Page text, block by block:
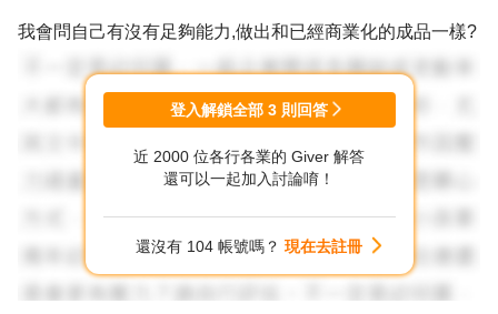
我會問自己有沒有足夠能力,做出和已經商業化的成品一樣?
登入解鎖全部 3 則回答
近 2000 位各行各業的 Giver 解答
還可以一起加入討論唷！
還沒有 104 帳號嗎？ 現在去註冊